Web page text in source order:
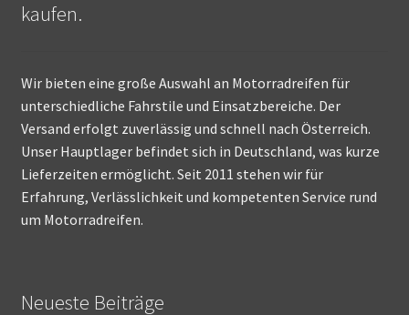
kaufen.
Wir bieten eine große Auswahl an Motorradreifen für
unterschiedliche Fahrstile und Einsatzbereiche. Der
Versand erfolgt zuverlässig und schnell nach Österreich.
Unser Hauptlager befindet sich in Deutschland, was kurze
Lieferzeiten ermöglicht. Seit 2011 stehen wir für
Erfahrung, Verlässlichkeit und kompetenten Service rund
um Motorradreifen.
Neueste Beiträge